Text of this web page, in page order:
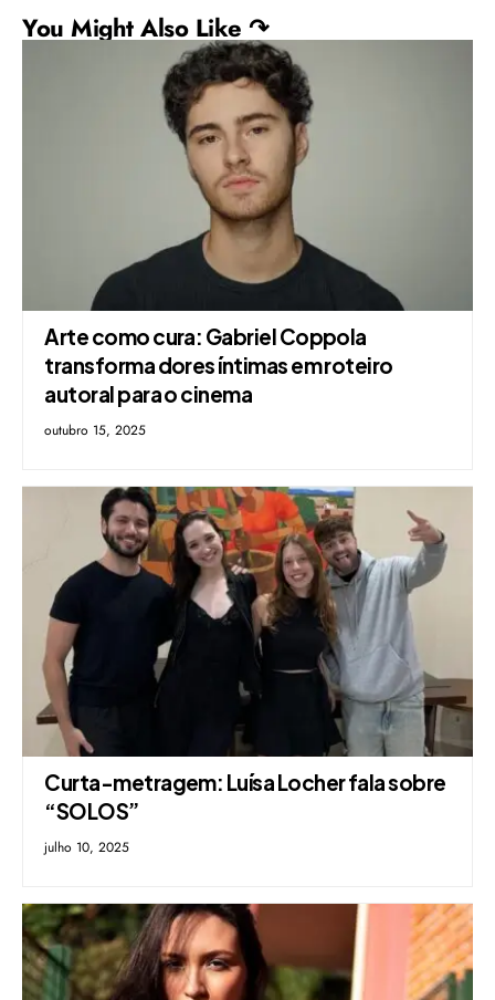
You Might Also Like ↷
Arte como cura: Gabriel Coppola
transforma dores íntimas em roteiro
autoral para o cinema
outubro 15, 2025
Curta-metragem: Luísa Locher fala sobre
“SOLOS”
julho 10, 2025